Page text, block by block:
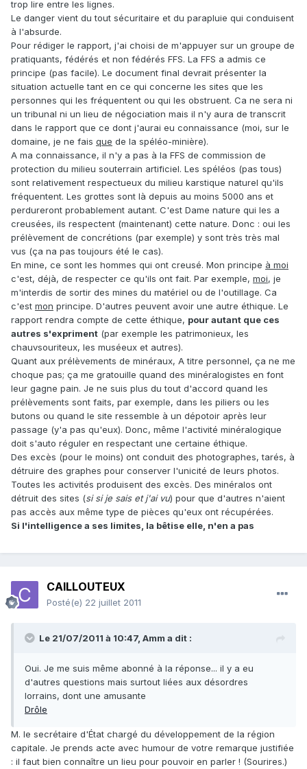
trop lire entre les lignes.
Le danger vient du tout sécuritaire et du parapluie qui conduisent
à l'absurde.
Pour rédiger le rapport, j'ai choisi de m'appuyer sur un groupe de
pratiquants, fédérés et non fédérés FFS. La FFS a admis ce
principe (pas facile). Le document final devrait présenter la
situation actuelle tant en ce qui concerne les sites que les
personnes qui les fréquentent ou qui les obstruent. Ca ne sera ni
un tribunal ni un lieu de négociation mais il n'y aura de transcrit
dans le rapport que ce dont j'aurai eu connaissance (moi, sur le
domaine, je ne fais que de la spéléo-minière).
A ma connaissance, il n'y a pas à la FFS de commission de
protection du milieu souterrain artificiel. Les spéléos (pas tous)
sont relativement respectueux du milieu karstique naturel qu'ils
fréquentent. Les grottes sont là depuis au moins 5000 ans et
perdureront probablement autant. C'est Dame nature qui les a
creusées, ils respectent (maintenant) cette nature. Donc : oui les
prélèvement de concrétions (par exemple) y sont très très mal
vus (ça na pas toujours été le cas).
En mine, ce sont les hommes qui ont creusé. Mon principe à moi
c'est, déjà, de respecter ce qu'ils ont fait. Par exemple, moi, je
m'interdis de sortir des mines du matériel ou de l'outillage. Ca
c'est mon principe. D'autres peuvent avoir une autre éthique. Le
rapport rendra compte de cette éthique, pour autant que ces
autres s'expriment (par exemple les patrimonieux, les
chauvsouriteux, les muséeux et autres).
Quant aux prélèvements de minéraux, A titre personnel, ça ne me
choque pas; ça me gratouille quand des minéralogistes en font
leur gagne pain. Je ne suis plus du tout d'accord quand les
prélèvements sont faits, par exemple, dans les piliers ou les
butons ou quand le site ressemble à un dépotoir après leur
passage (y'a pas qu'eux). Donc, même l'activité minéralogique
doit s'auto réguler en respectant une certaine éthique.
Des excès (pour le moins) ont conduit des photographes, tarés, à
détruire des graphes pour conserver l'unicité de leurs photos.
Toutes les activités produisent des excès. Des minéralos ont
détruit des sites (si si je sais et j'ai vu) pour que d'autres n'aient
pas accès aux même type de pièces qu'eux ont récupérées.
Si l'intelligence a ses limites, la bêtise elle, n'en a pas
CAILLOUTEUX
Posté(e) 22 juillet 2011
Le 21/07/2011 à 10:47, Amm a dit :
Oui. Je me suis même abonné à la réponse... il y a eu
d'autres questions mais surtout liées aux désordres
lorrains, dont une amusante
Drôle
M. le secrétaire d'État chargé du développement de la région
capitale. Je prends acte avec humour de votre remarque justifiée
: il faut bien connaître un lieu pour pouvoir en parler ! (Sourires.)